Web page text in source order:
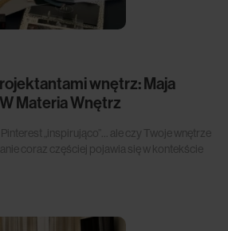
wnętrz: Maja
Materia Wnętrz
Pinterest „inspirująco”… ale czy Twoje wnętrze
coraz częściej pojawia się w kontekście